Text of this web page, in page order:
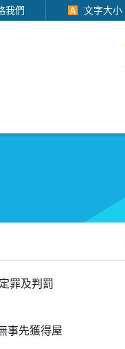
我們 文字大小
罪及判罰
事先獲得屋